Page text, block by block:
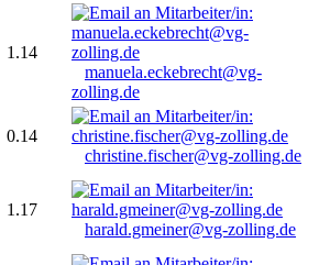
1.14
manuela.eckebrecht@vg-
zolling.de
0.14
christine.fischer@vg-zolling.de
1.17
harald.gmeiner@vg-zolling.de